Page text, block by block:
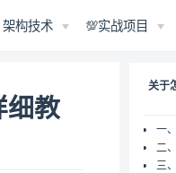
架构技术 💯实战项目
细教
关于
一
二
三